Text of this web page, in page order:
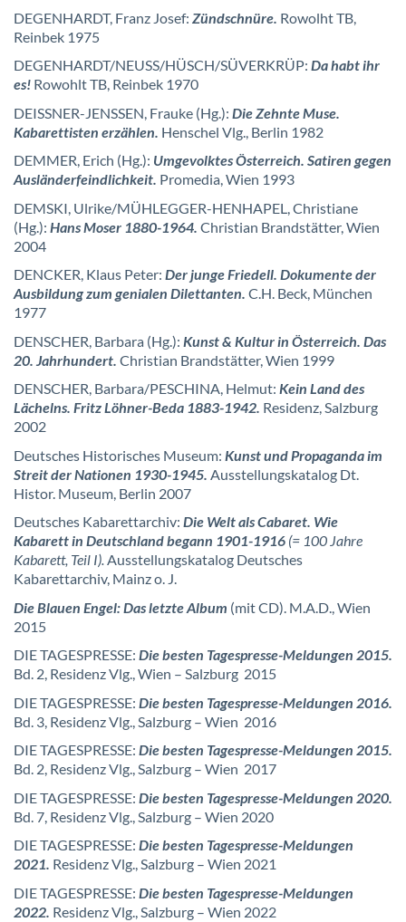
DEGENHARDT, Franz Josef: Zündschnüre. Rowolht TB,
Reinbek 1975
DEGENHARDT/NEUSS/HÜSCH/SÜVERKRÜP: Da habt ihr
es! Rowohlt TB, Reinbek 1970
DEISSNER-JENSSEN, Frauke (Hg.): Die Zehnte Muse.
Kabarettisten erzählen. Henschel Vlg., Berlin 1982
DEMMER, Erich (Hg.): Umgevolktes Österreich. Satiren gegen
Ausländerfeindlichkeit. Promedia, Wien 1993
DEMSKI, Ulrike/MÜHLEGGER-HENHAPEL, Christiane
(Hg.): Hans Moser 1880-1964. Christian Brandstätter, Wien
2004
DENCKER, Klaus Peter: Der junge Friedell. Dokumente der
Ausbildung zum genialen Dilettanten. C.H. Beck, München
1977
DENSCHER, Barbara (Hg.): Kunst & Kultur in Österreich. Das
20. Jahrhundert. Christian Brandstätter, Wien 1999
DENSCHER, Barbara/PESCHINA, Helmut: Kein Land des
Lächelns. Fritz Löhner-Beda 1883-1942. Residenz, Salzburg
2002
Deutsches Historisches Museum: Kunst und Propaganda im
Streit der Nationen 1930-1945. Ausstellungskatalog Dt.
Histor. Museum, Berlin 2007
Deutsches Kabarettarchiv: Die Welt als Cabaret. Wie
Kabarett in Deutschland begann 1901-1916 (= 100 Jahre
Kabarett, Teil I).Ausstellungskatalog Deutsches
Kabarettarchiv, Mainz o. J.
Die Blauen Engel: Das letzte Album (mit CD). M.A.D., Wien
2015
DIE TAGESPRESSE: Die besten Tagespresse-Meldungen 2015.
Bd. 2, Residenz Vlg., Wien – Salzburg 2015
DIE TAGESPRESSE: Die besten Tagespresse-Meldungen 2016.
Bd. 3, Residenz Vlg., Salzburg – Wien 2016
DIE TAGESPRESSE: Die besten Tagespresse-Meldungen 2015.
Bd. 2, Residenz Vlg., Salzburg – Wien 2017
DIE TAGESPRESSE: Die besten Tagespresse-Meldungen 2020.
Bd. 7, Residenz Vlg., Salzburg – Wien 2020
DIE TAGESPRESSE: Die besten Tagespresse-Meldungen
2021. Residenz Vlg., Salzburg – Wien 2021
DIE TAGESPRESSE: Die besten Tagespresse-Meldungen
2022. Residenz Vlg., Salzburg – Wien 2022